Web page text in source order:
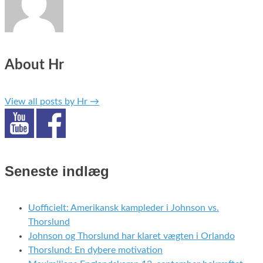
About Hr
View all posts by Hr →
Seneste indlæg
Uofficielt: Amerikansk kampleder i Johnson vs.
Thorslund
Johnson og Thorslund har klaret vægten i Orlando
Thorslund: En dybere motivation